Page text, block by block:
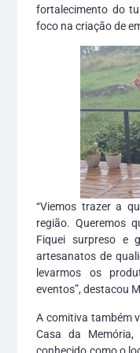
fortalecimento do
foco na criação de
“Viemos trazer a
região. Queremos
Fiquei surpreso e
artesanatos de
levarmos os
eventos”, destacou
A comitiva também
Casa da
conhecido como o